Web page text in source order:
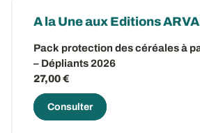
A la Une aux Editions
Pack protection des céréales à
– Dépliants 2026
27,00 €
Consulter